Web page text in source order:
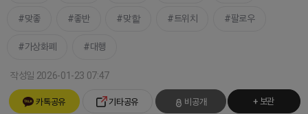
맞좋 좋반 맞핱 트위치 팔로우
가상화폐 대행
작성일 2026-01-23 07:47
카톡공유 기타공유 비공개 + 보관